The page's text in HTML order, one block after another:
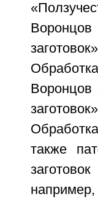
Воронцов
Воронцов
также